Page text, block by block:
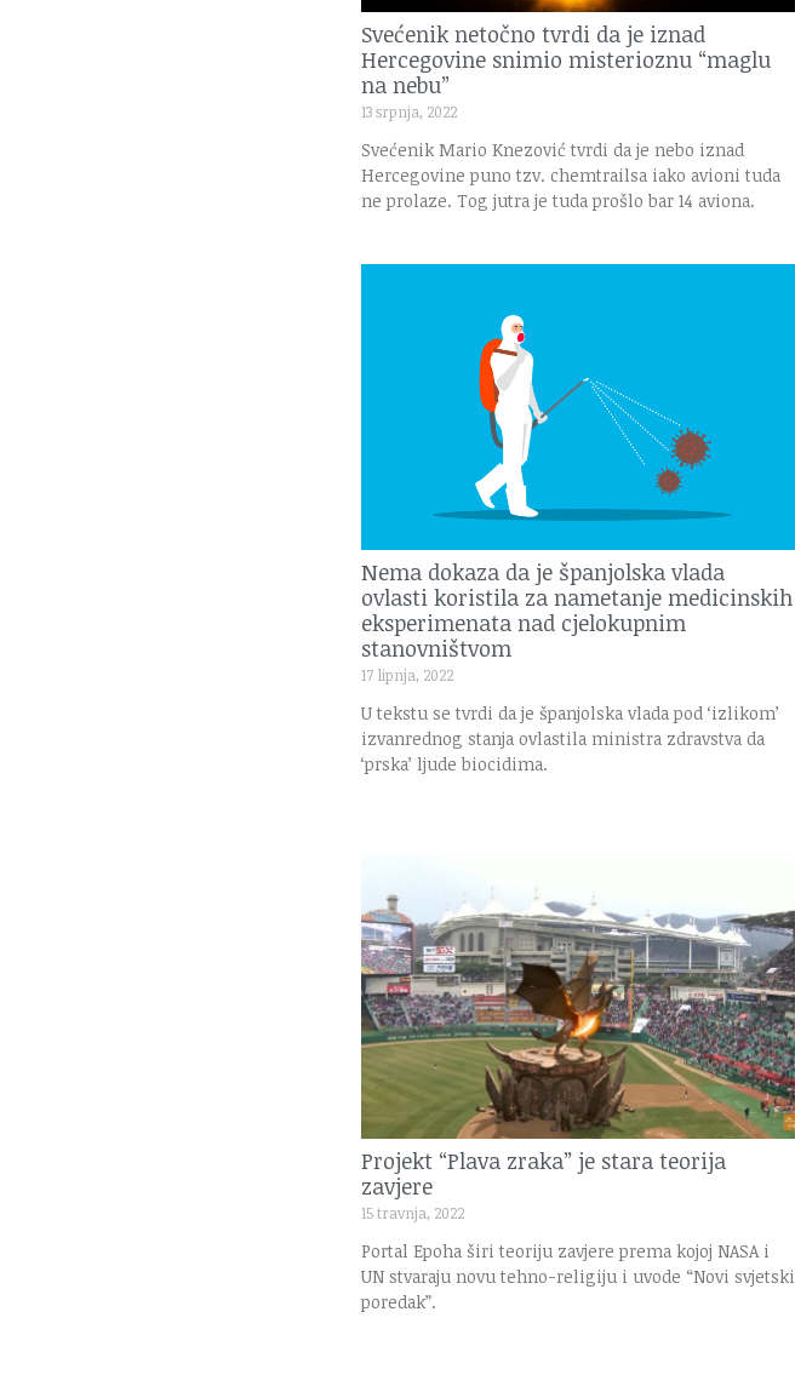
Svećenik netočno tvrdi da je iznad
Hercegovine snimio misterioznu “maglu
na nebu”
13 srpnja, 2022
Svećenik Mario Knezović tvrdi da je nebo iznad
Hercegovine puno tzv. chemtrailsa iako avioni tuda
ne prolaze. Tog jutra je tuda prošlo bar 14 aviona.
Nema dokaza da je španjolska vlada
ovlasti koristila za nametanje medicinskih
eksperimenata nad cjelokupnim
stanovništvom
17 lipnja, 2022
U tekstu se tvrdi da je španjolska vlada pod ‘izlikom’
izvanrednog stanja ovlastila ministra zdravstva da
‘prska’ ljude biocidima.
Projekt “Plava zraka” je stara teorija
zavjere
15 travnja, 2022
Portal Epoha širi teoriju zavjere prema kojoj NASA i
UN stvaraju novu tehno-religiju i uvode “Novi svjetski
poredak”.